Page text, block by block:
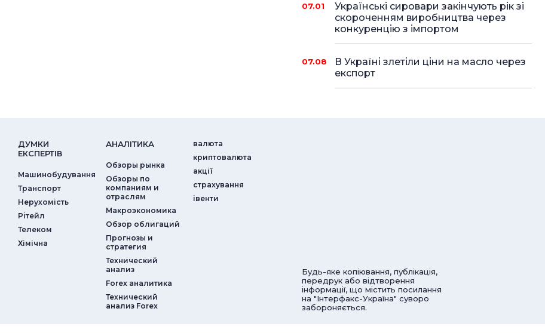
07.01
Українські сировари закінчують рік зі
скороченням виробництва через
конкуренцію з імпортом
07.08
В Україні злетіли ціни на масло через
експорт
ДУМКИ
ЕКСПЕРТIВ
Машинобудування
Транспорт
Нерухомість
Рітейл
Телеком
Хімічна
АНАЛIТИКА
Обзоры рынка
Обзоры по
компаниям и
отраслям
Макроэкономика
Обзор облигаций
Прогнозы и
стратегия
Технический
анализ
Forex аналитика
Технический
анализ Forex
валюта
криптовалюта
акції
страхування
iвенти
Будь-яке копіювання, публікація,
передрук або відтворення
інформації, що містить посилання
на "Інтерфакс-Україна" суворо
забороняється.